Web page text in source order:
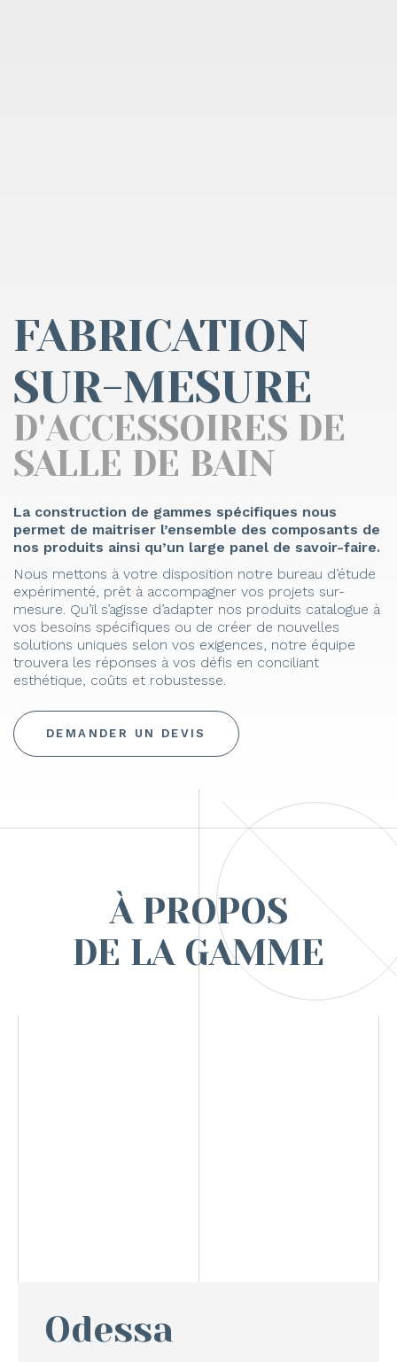
FABRICATION
SUR-MESURE
D'ACCESSOIRES DE
SALLE DE BAIN
La construction de gammes spécifiques nous
permet de maitriser l’ensemble des composants de
nos produits ainsi qu’un large panel de savoir-faire.
Nous mettons à votre disposition notre bureau d’étude
expérimenté, prêt à accompagner vos projets sur-
mesure. Qu’il s’agisse d’adapter nos produits catalogue à
vos besoins spécifiques ou de créer de nouvelles
solutions uniques selon vos exigences, notre équipe
trouvera les réponses à vos défis en conciliant
esthétique, coûts et robustesse.
DEMANDER UN DEVIS
À PROPOS
DE LA GAMME
Odessa